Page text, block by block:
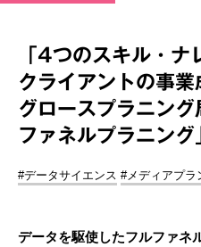
「4つのスキル・ナ
クライアントの事
グロースプラニン
ファネルプラニング
#データサイエンス #メディアプラ
データを駆使したフルファネ